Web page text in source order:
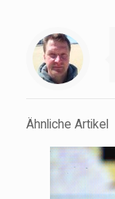
Ähnliche Artikel